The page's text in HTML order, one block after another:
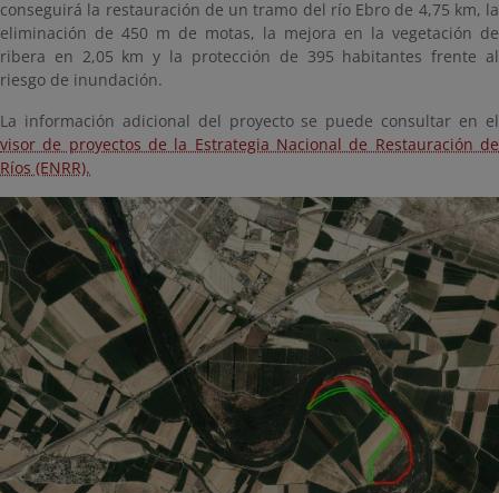
conseguirá la restauración de un tramo del río Ebro de 4,75 km, la
eliminación de 450 m de motas, la mejora en la vegetación de
ribera en 2,05 km y la protección de 395 habitantes frente al
riesgo de inundación.
La información adicional del proyecto se puede consultar en el
visor de proyectos de la Estrategia Nacional de Restauración de
Ríos (ENRR).